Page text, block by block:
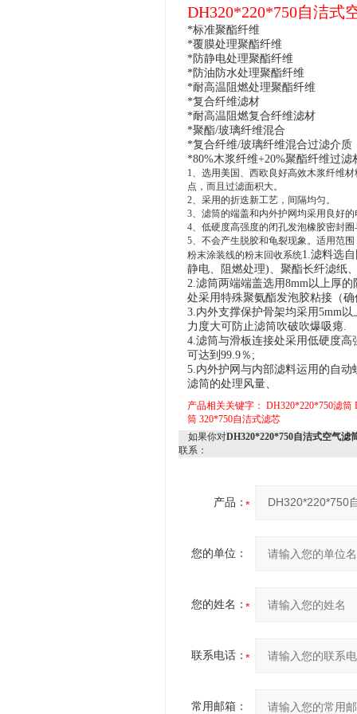
DH320*220*750自洁式
*标准聚酯纤维
*覆膜处理聚酯纤维
*防静电处理聚酯纤维
*防油防水处理聚酯纤维
*耐高温 阻燃处理聚酯纤维
*复合纤维滤材
*耐高温 阻燃复合纤维滤材
*聚酯/玻璃纤维混合
*复合纤维/玻璃纤维混合过滤介质
*80%木浆纤维+20%聚酯纤维过滤
1、选用美国、西欧良好高效木浆纤维
点，而且过滤面积大。
2、采用的折迭新工艺，间隔均匀。
3、滤筒的端盖和内外护网均采用良好
4、低硬度高强度的闭孔发泡橡胶密封
5、不会产生脱胶和龟裂现象。适用范
粉末涂装线的粉末回收系统1.滤料选
静电、阻燃处理)、聚酯长纤滤纸
2.滤筒两端端盖选用8mm以上厚
处采用特殊聚氨酯发泡胶粘接（
3.内外支撑保护骨架均采用5mm
力度大可防止滤筒吹破吹爆吸瘪.
4.滤筒与滑板连接处采用低硬度
可达到99.9％;
5.内外护网与内部滤料运用的自
滤筒的处理风量、
产品相关关键字： DH320*220*750滤筒
筒 320*750自洁式滤芯
如果你对DH320*220*750自洁式空气滤
联系：
产品：
您的单位：
您的姓名：
联系电话：
常用邮箱：